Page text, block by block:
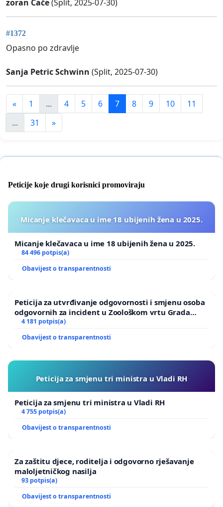
zoran Čače(Split, 2025-07-30)
#1372
Opasno po zdravlje
Sanja Petric Schwinn (Split, 2025-07-30)
« 1 ... 4 5 6 7 8 9 10
11
...
31 »
Peticije koje drugi korisnici promoviraju
Micanje klečavaca u ime 18 ubijenih žena u 2025.
Micanje klečavaca u ime 18 ubijenih žena u 2025.
84 496 potpis(a)
Obavijest o transparentnosti
Peticija za utvrđivanje odgovornosti i smjenu osoba
odgovornih za incident u Zoološkom vrtu Grada
Zagreba
4 181 potpis(a)
Obavijest o transparentnosti
Peticija za smjenu tri ministra u Vladi RH
Peticija za smjenu tri ministra u Vladi RH
4 755 potpis(a)
Obavijest o transparentnosti
Za zaštitu djece, roditelja i odgovorno rješavanje
maloljetničkog nasilja
93 potpis(a)
Obavijest o transparentnosti